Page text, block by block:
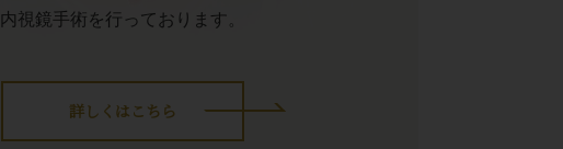
内視鏡手術を行っております。
詳しくはこちら